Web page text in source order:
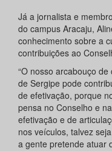
Já a jornalista e
do campus Aracaju,
conhecimento sobre a
contribuições ao
“O nosso arcabouço
de Sergipe pode
de efetivação, porque
pensa no Conselho e
efetivação e de
nos veículos, talvez
a gente pretende atuar